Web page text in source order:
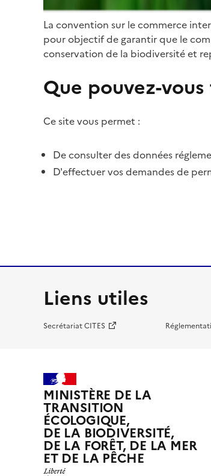
La convention sur le commerce
pour objectif de garantir que le
conservation de la biodiversité et
Que pouvez-
Ce site vous permet :
De consulter des données
D'effectuer vos demandes de
Liens utiles
Secrétariat CITES
MINISTÈRE DE LA
TRANSITION
ÉCOLOGIQUE,
DE LA BIODIVERSITÉ,
DE LA FORÊT, DE LA MER
ET DE LA PÊCHE